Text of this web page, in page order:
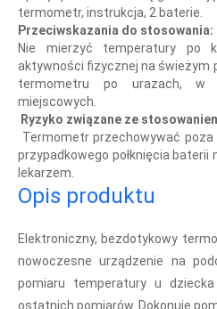
termometr, instrukcja, 2 baterie.
Przeciwskazania do stosowania:
Nie mierzyć temperatury po
aktywności fizycznej na świeżym
termometru po urazach, w
miejscowych.
Ryzyko związane ze
Termometr przechowywać
przypadkowego połknięcia
lekarzem.
Opis produktu
Elektroniczny, bezdotykowy
nowoczesne urządzenie na
pomiaru temperatury u
ostatnich pomiarów. Dokonuje